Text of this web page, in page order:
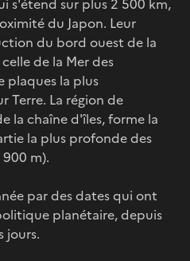
du Japon. Leur
du bord ouest de la
de la Mer des
plaques la plus
Terre. La région de
la chaîne d'îles, forme la
la plus profonde des
m).
par des dates qui ont
planétaire, depuis
jours.